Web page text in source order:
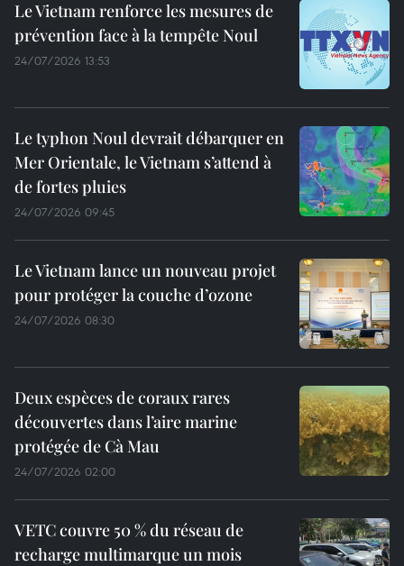
Le Vietnam renforce les mesures de
prévention face à la tempête Noul
24/07/2026 13:53
Le typhon Noul devrait débarquer en
Mer Orientale, le Vietnam s’attend à
de fortes pluies
24/07/2026 09:45
Le Vietnam lance un nouveau projet
pour protéger la couche d’ozone
24/07/2026 08:30
Deux espèces de coraux rares
découvertes dans l’aire marine
protégée de Cà Mau
24/07/2026 02:00
VETC couvre 50 % du réseau de
recharge multimarque un mois